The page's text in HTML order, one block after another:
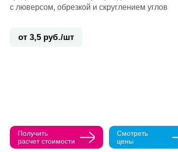
с люверсом, обрезкой и скруглением углов
от 3,5 руб./шт
Получить
расчет стоимости
Смотреть
цены